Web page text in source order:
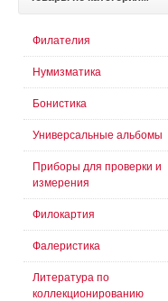
Филателия
Нумизматика
Бонистика
Универсальные альбомы
Приборы для проверки и
измерения
Филокартия
Фалеристика
Литература по
коллекционированию